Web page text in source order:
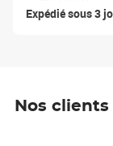
Expédié sous 3
Nos